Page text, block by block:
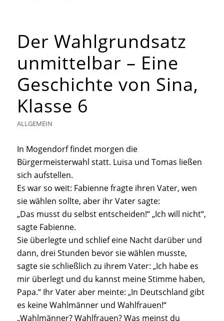
Der Wahlgrundsatz
unmittelbar – Eine
Geschichte von Sina,
Klasse 6
ALLGEMEIN
In Mogendorf findet morgen die
Bürgermeisterwahl statt. Luisa und Tomas ließen
sich aufstellen.
Es war so weit: Fabienne fragte ihren Vater, wen
sie wählen sollte, aber ihr Vater sagte:
„Das musst du selbst entscheiden!“ „Ich will nicht“,
sagte Fabienne.
Sie überlegte und schlief eine Nacht darüber und
dann, drei Stunden bevor sie wählen musste,
sagte sie schließlich zu ihrem Vater: „Ich habe es
mir überlegt und du kannst meine Stimme haben,
Papa.“ Ihr Vater aber meinte: „In Deutschland gibt
es keine Wahlmänner und Wahlfrauen!“
„Wahlmänner? Wahlfrauen? Was meinst du